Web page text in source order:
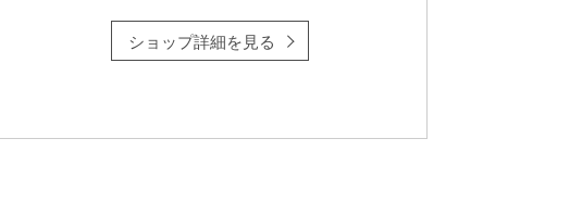
ショップ詳細を見る